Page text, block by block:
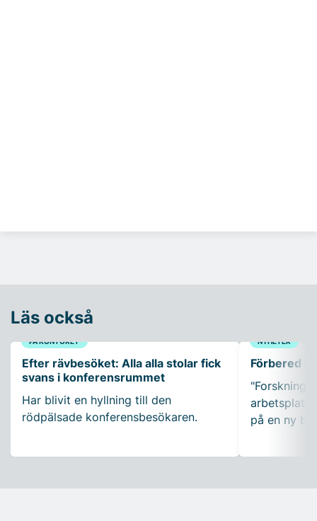
Läs också
PÅ KONTORET
Efter rävbesöket: Alla alla stolar fick
svans i konferensrummet
Har blivit en hyllning till den
rödpälsade konferensbesökaren.
NYHETER
Förbered
"Forskning
på en ny